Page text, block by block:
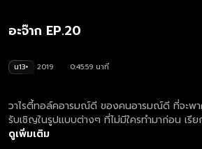
อะจ๊าก EP.20
น13+ 2019
0:45:59 นาที
วาไรตี้ทอล์คอารมณ์ดี ของคนอารมณ์ดี ที่จะพ
รับเชิญในรูปแบบต่างๆ ที่ไม่มีใครทำมาก่อน เรี
เป็นแขกรับเชิญในรายการเลยทีเดียว แล้วยังมี
ดูเพิ่มเติม